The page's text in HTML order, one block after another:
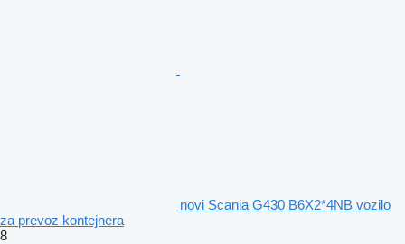
novi Scania G430 B6X2*4NB vozilo
za prevoz kontejnera
8